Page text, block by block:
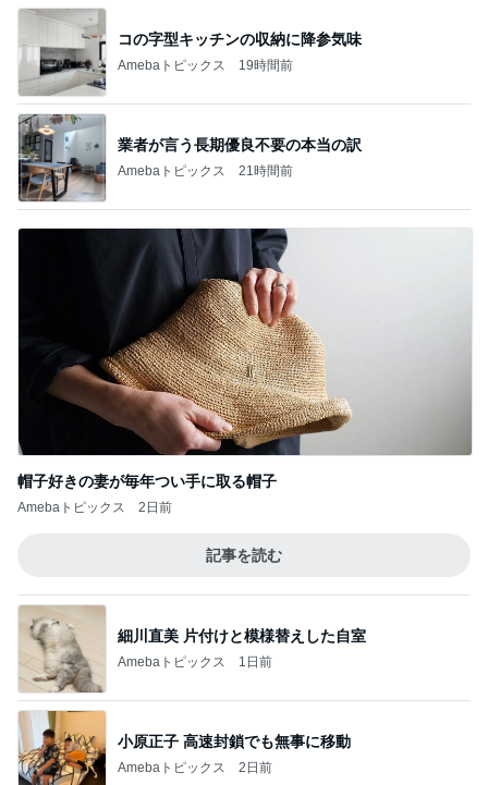
コの字型キッチンの収納に降参気味
Amebaトピックス 19時間前
業者が言う長期優良不要の本当の訳
Amebaトピックス 21時間前
帽子好きの妻が毎年つい手に取る帽子
Amebaトピックス 2日前
記事を読む
細川直美 片付けと模様替えした自室
Amebaトピックス 1日前
小原正子 高速封鎖でも無事に移動
Amebaトピックス 2日前